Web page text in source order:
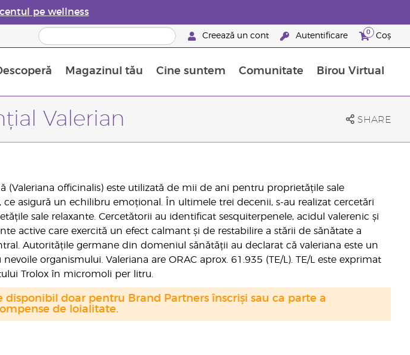
pe wellness
Creează un cont Autentificare 0 Coș
Magazinul tău Cine suntem Comunitate Birou Virtual
Valerian SHARE
(Valeriana officinalis) este utilizată de mii de ani pentru proprietățile sale
ce asigură un echilibru emoțional. În ultimele trei decenii, s-au realizat cercetări
sale relaxante. Cercetătorii au identificat sesquiterpenele, acidul valerenic și
active care exercită un efect calmant și de restabilire a stării de sănătate a
Autoritățile germane din domeniul sănătății au declarat că valeriana este un
organismului. Valeriana are ORAC aprox. 61.935 (TE/L). TE/L este exprimat
Trolox în micromoli per litru.
disponibil doar pentru Brand Partners înscriși sau ca parte a
de loialitate.